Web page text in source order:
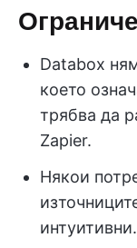
Databox
което
трябва да
Zapier.
Някои
интуитивни.